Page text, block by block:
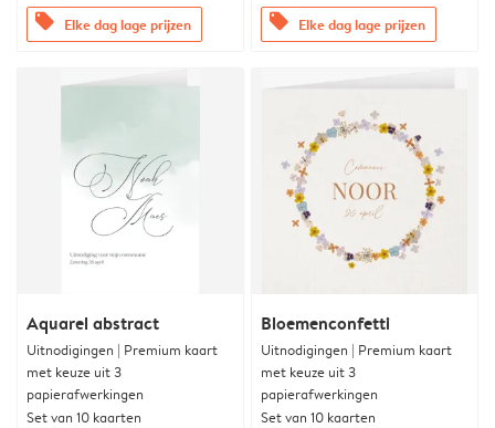
offers Elke dag lage prijzen offers Elke dag lage prijzen
Aquarel abstract
Uitnodigingen | Premium kaart
met keuze uit 3
papierafwerkingen
Set van 10 kaarten
Bloemenconfetti
Uitnodigingen | Premium kaart
met keuze uit 3
papierafwerkingen
Set van 10 kaarten